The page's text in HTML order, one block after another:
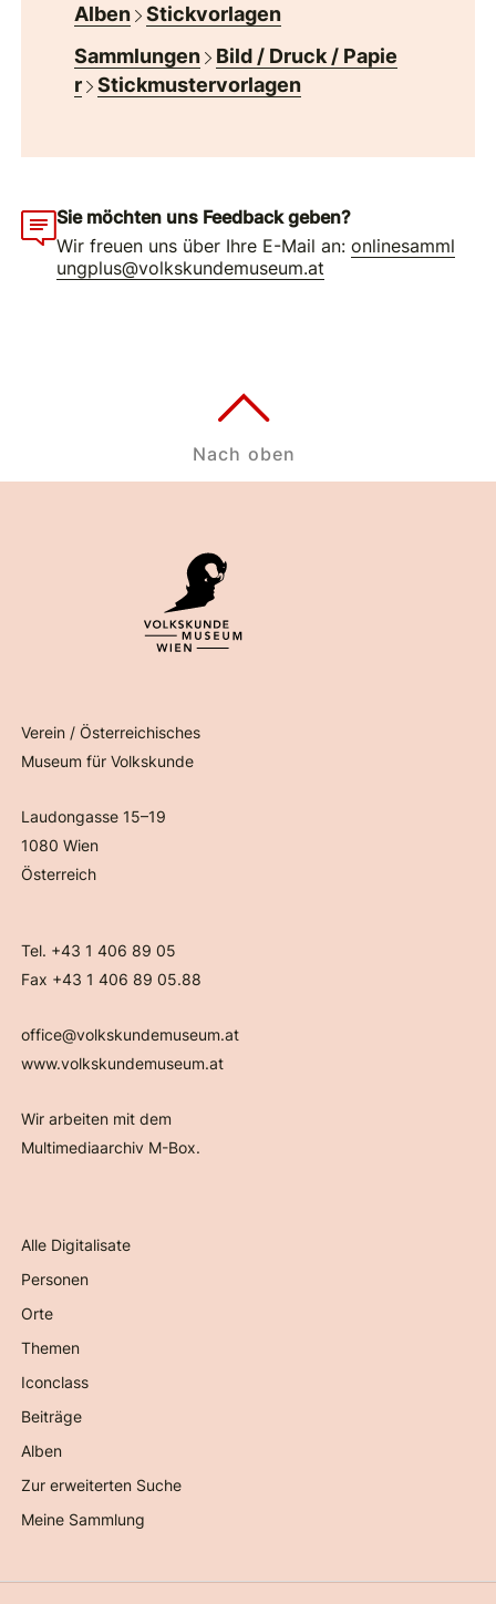
Alben
Stickvorlagen
Sammlungen
Bild / Druck / Papie
r
Stickmustervorlagen
Sie möchten uns Feedback geben?
Wir freuen uns über Ihre E-Mail an:onlinesamml
ungplus@volkskundemuseum.at
Verein / Österreichisches
Museum für Volkskunde
Laudongasse 15–19
1080 Wien
Österreich
Tel. +43 1 406 89 05
Fax +43 1 406 89 05.88
office@volkskundemuseum.at
www.volkskundemuseum.at
Wir arbeiten mit dem
Multimediaarchiv M-Box.
Alle Digitalisate
Personen
Orte
Themen
Iconclass
Beiträge
Alben
Zur erweiterten Suche
Meine Sammlung
Nach oben